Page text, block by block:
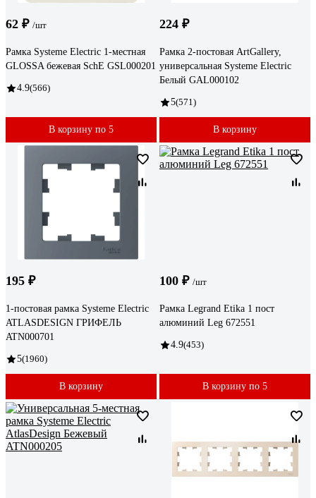
62 ₽ /шт
Рамка Systeme Electric 1-местная
GLOSSA бежевая SchE GSL000201
4.9(566)
В корзину по 5
224 ₽
Рамка 2-постовая ArtGallery,
универсальная Systeme Electric
Белый GAL000102
5(571)
В корзину
195 ₽
1-постовая рамка Systeme Electric
ATLASDESIGN ГРИФЕЛЬ
ATN000701
5(1960)
В корзину
100 ₽ /шт
Рамка Legrand Etika 1 пост
алюминий Leg 672551
4.9(453)
В корзину по 5